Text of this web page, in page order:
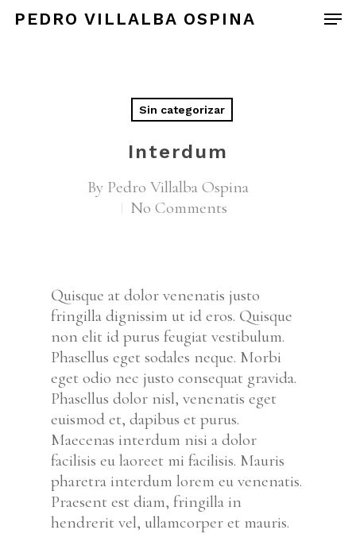
Hit enter to search or ESC to close
PEDRO VILLALBA OSPINA
Sin categorizar
Interdum
By Pedro Villalba Ospina
No Comments
Quisque at dolor venenatis justo
fringilla dignissim ut id eros. Quisque
non elit id purus feugiat vestibulum.
Phasellus eget sodales neque. Morbi
eget odio nec justo consequat gravida.
Phasellus dolor nisl, venenatis eget
euismod et, dapibus et purus.
Maecenas interdum nisi a dolor
facilisis eu laoreet mi facilisis. Mauris
pharetra interdum lorem eu venenatis.
Praesent est diam, fringilla in
hendrerit vel, ullamcorper et mauris.